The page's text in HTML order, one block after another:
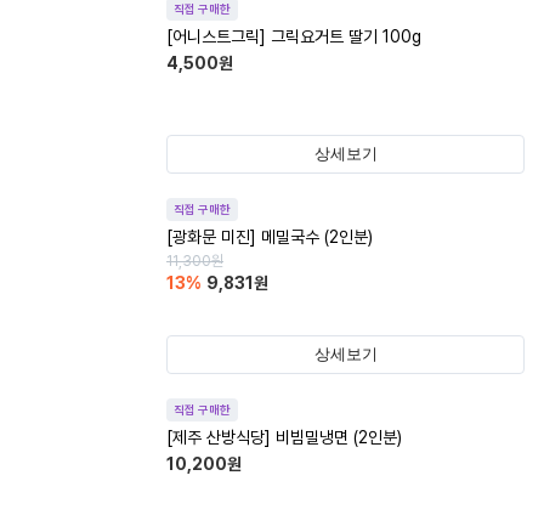
직접 구매한
[어니스트그릭] 그릭요거트 딸기 100g
4,500원
상세보기
직접 구매한
[광화문 미진] 메밀국수 (2인분)
11,300원
13% 9,831 원
상세보기
직접 구매한
[제주 산방식당] 비빔밀냉면 (2인분)
10,200원